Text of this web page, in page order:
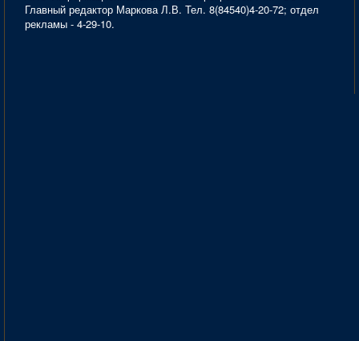
Главный редактор Маркова Л.В. Тел. 8(84540)4-20-72; отдел
рекламы - 4-29-10.